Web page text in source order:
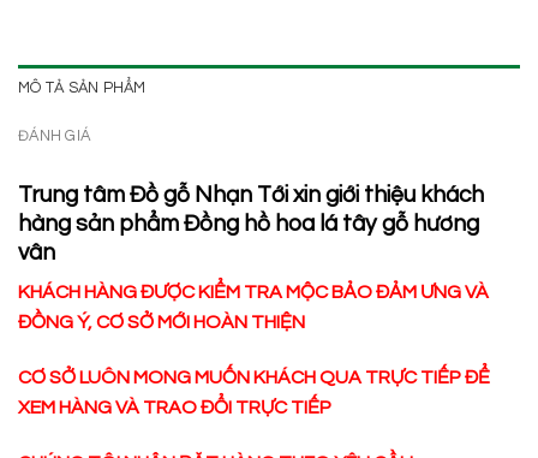
MÔ TẢ SẢN PHẨM
ĐÁNH GIÁ
Trung tâm Đồ gỗ Nhạn Tới xin giới thiệu khách
hàng sản phẩm Đồng hồ hoa lá tây gỗ hương
vân
KHÁCH HÀNG ĐƯỢC KIỂM TRA MỘC BẢO ĐẢM ƯNG VÀ
ĐỒNG Ý, CƠ SỞ MỚI HOÀN THIỆN
CƠ SỞ LUÔN MONG MUỐN KHÁCH QUA TRỰC TIẾP ĐỂ
XEM HÀNG VÀ TRAO ĐỔI TRỰC TIẾP